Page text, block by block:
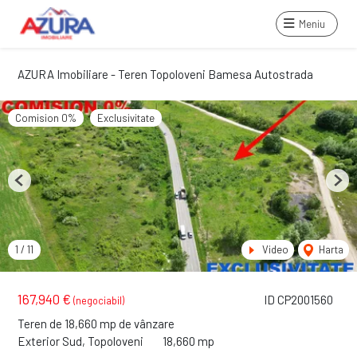
Meniu
AZURA Imobiliare - Teren Topoloveni Bamesa Autostrada
ID CP2001560
167,940 € (negociabil)
Teren de 18,660 mp de vânzare
Exterior Sud, Topoloveni
18,660 mp
Comision 0% Exclusivitate
1 / 11 Video Harta
Previous Next